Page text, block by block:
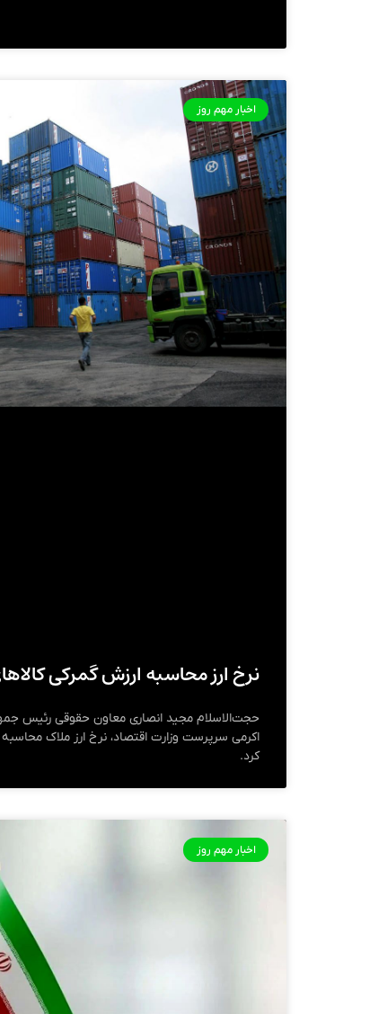
اخبار مهم روز
نرخ ارز محاسبه ارزش گمرکی
حجت‌الاسلام مجید انصاری معاون حقوقی رئیس
اکرمی سرپرست وزارت اقتصاد، نرخ ارز ملاک محاسبه
کرد.
اخبار مهم روز